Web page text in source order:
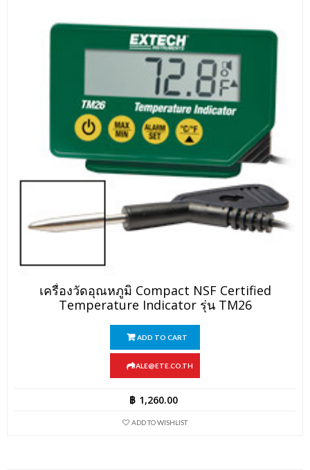
เครื่องวัดอุณหภูมิ Compact NSF Certified
Temperature Indicator รุ่น TM26
ADD TO CART
SALE@ETE.CO.TH
฿ 1,260.00
ADD TO WISHLIST